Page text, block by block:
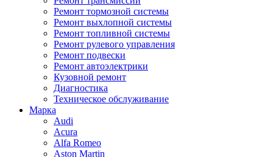
Ремонт тормозной системы
Ремонт выхлопной системы
Ремонт топливной системы
Ремонт рулевого управления
Ремонт подвески
Ремонт автоэлектрики
Кузовной ремонт
Диагностика
Техническое обслуживание
Марка
Audi
Acura
Alfa Romeo
Aston Martin